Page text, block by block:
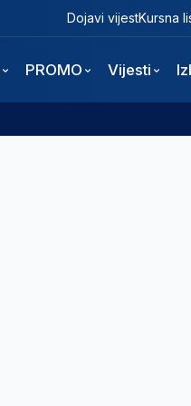
Dojavi vijestKursna
PROMO Vijesti